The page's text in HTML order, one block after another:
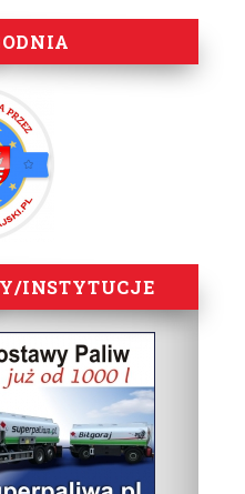
INSTYTUCJE